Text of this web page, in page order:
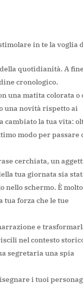
in te la voglia
quotidianità. A fine
cronologico.
una matita colorata o
una novità rispetto ai
cambiato la tua vita:
modo per passare
cerchiata, un
tua giornata sia
nello schermo. È molto
tua forza che le tue
e
nel contesto
segretaria una spia
i tuoi